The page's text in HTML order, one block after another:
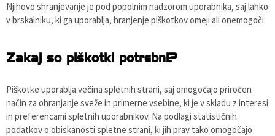
Njihovo shranjevanje je pod popolnim nadzorom uporabnika, saj lahko
v brskalniku, ki ga uporablja, hranjenje piškotkov omeji ali onemogoči.
Zakaj so piškotki potrebni?
Piškotke uporablja večina spletnih strani, saj omogočajo priročen
način za ohranjanje sveže in primerne vsebine, ki je v skladu z interesi
in preferencami spletnih uporabnikov. Na podlagi statističnih
podatkov o obiskanosti spletne strani, ki jih prav tako omogočajo